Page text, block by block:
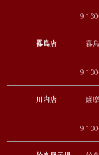
9：
霧島店 霧
9：
川内店 薩
9：